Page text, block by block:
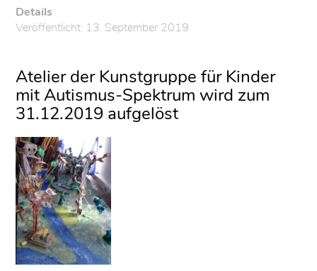
Details
Veröffentlicht: 13. September 2019
Atelier der Kunstgruppe für Kinder
mit Autismus-Spektrum wird zum
31.12.2019 aufgelöst